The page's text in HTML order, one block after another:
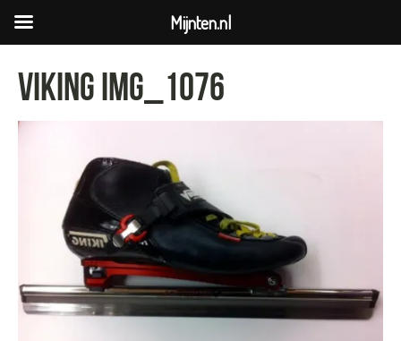
Viking IMG_1076
Mijnten.nl